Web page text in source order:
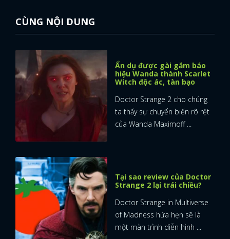
CÙNG NỘI DUNG
Ẩn dụ được gài gắm báo
hiệu Wanda thành Scarlet
Witch độc ác, tàn bạo
Doctor Strange 2 cho chúng
ta thấy sự chuyển biến rõ rệt
của Wanda Maximoff ...
Tại sao review của Doctor
Strange 2 lại trái chiều?
Doctor Strange in Multiverse
of Madness hứa hẹn sẽ là
một màn trình diễn hình ...